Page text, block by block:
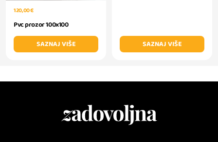
120,00 €
Pvc prozor 100x100
SAZNAJ VIŠE
SAZNAJ VIŠE